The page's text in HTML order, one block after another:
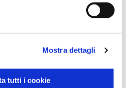
Mostra dettagli
tutti i cookie